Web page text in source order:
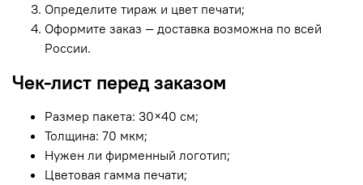
Определите тираж и цвет печати;
Оформите заказ — доставка возможна по всей
России.
Чек-лист перед заказом
Размер пакета: 30×40 см;
Толщина: 70 мкм;
Нужен ли фирменный логотип;
Цветовая гамма печати;